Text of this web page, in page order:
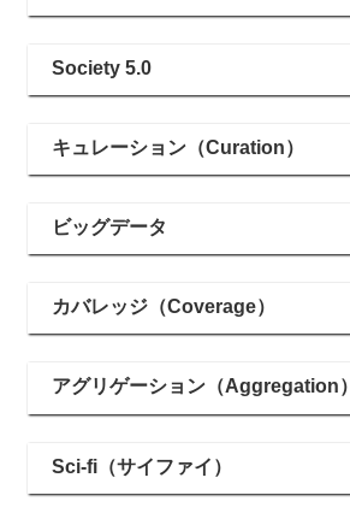
Society 5.0
キュレーション（Curation）
ビッグデータ
カバレッジ（Coverage）
アグリゲーション（Aggregation）
Sci-fi（サイファイ）